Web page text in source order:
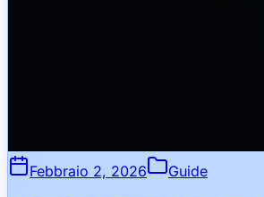
Febbraio 2, 2026 Guide